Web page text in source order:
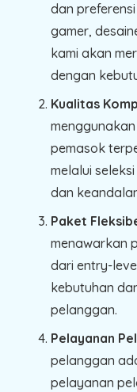
dan
gamer,
kami akan
dengan
Kualitas
pemasok
melalui
dan
Paket
menawarkan
dari entry-
kebutuhan
pelanggan.
Pelayanan
pelanggan
pelayanan